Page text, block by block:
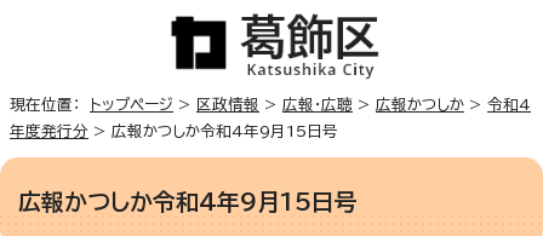
現在位置： トップページ > 区政情報 > 広報・広聴 > 広報かつしか > 令和4
年度発行分 > 広報かつしか令和4年9月15日号
広報かつしか令和4年9月15日号